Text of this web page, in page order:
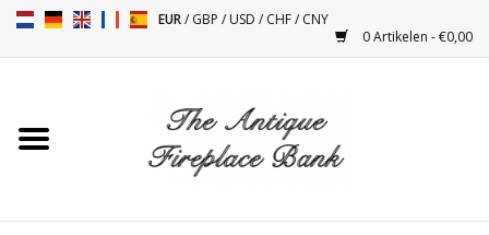
EUR/GBP /USD /CHF/CNY
0 Artikelen - €0,00